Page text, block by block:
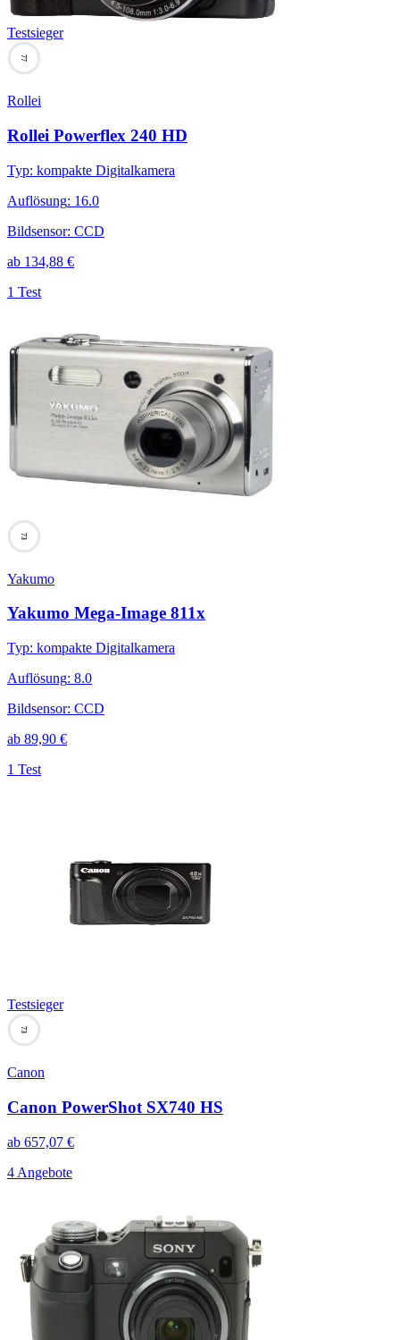
Testsieger
77
Rollei
Rollei Powerflex 240 HD
Typ: kompakte Digitalkamera
Auflösung: 16.0
Bildsensor: CCD
ab 134,88 €
1 Test
73
Yakumo
Yakumo Mega-Image 811x
Typ: kompakte Digitalkamera
Auflösung: 8.0
Bildsensor: CCD
ab 89,90 €
1 Test
Testsieger
73
Canon
Canon PowerShot SX740 HS
ab 657,07 €
4 Angebote